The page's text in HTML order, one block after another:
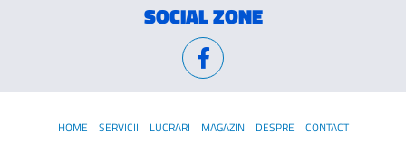
SOCIAL ZONE
HOME SERVICII LUCRARI MAGAZIN DESPRE CONTACT